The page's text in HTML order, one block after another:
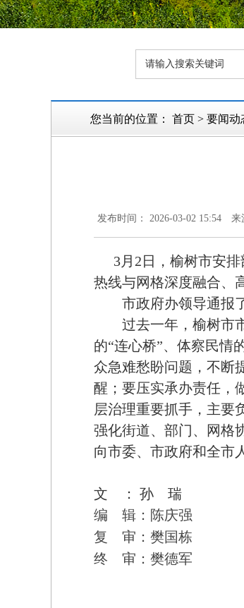
您当前的位置： 首页 > 要闻动
发布时间： 2026-03-02 15:54 来
3月2日，榆树市安
热线与网格深度融合、
市政府办领导通报了
过去一年，榆树市市
的“连心桥”、体察民情
众急难愁盼问题，不断
醒；要压实承办责任，
层治理重要抓手，主要
强化街道、部门、网格
向市委、市政府和全市
文 ： 孙 瑞
编 辑：陈庆强
复 审：樊国栋
终 审：樊德军